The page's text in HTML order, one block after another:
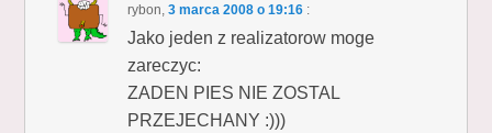
rybon,3 marca 2008 o 19:16 :
Jako jeden z realizatorow moge
zareczyc:
ZADEN PIES NIE ZOSTAL
PRZEJECHANY :)))